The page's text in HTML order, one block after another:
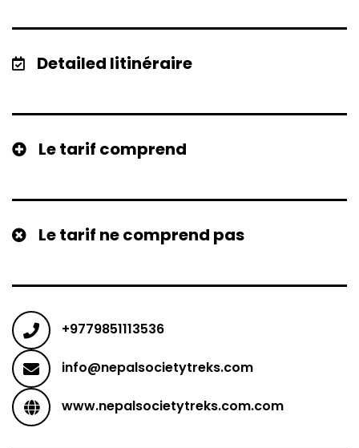
Detailed Iitinéraire
Le tarif comprend
Le tarif ne comprend pas
+9779851113536
info@nepalsocietytreks.com
www.nepalsocietytreks.com.com